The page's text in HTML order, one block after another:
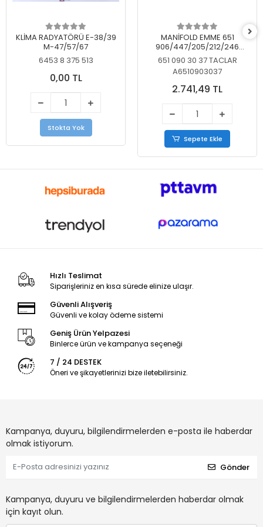
KLİMA RADYATÖRÜ E-38/39
M-47/57/67
6453 8 375 513
0,00 TL
Stokta Yok
MANİFOLD EMME 651
906/447/205/212/246
KELEBEKSİZ
651 090 30 37 TACLAR
A6510903037
2.741,49 TL
Sepete Ekle
Hızlı Teslimat
Siparişleriniz en kısa sürede elinize ulaşır.
Güvenli Alışveriş
Güvenli ve kolay ödeme sistemi
Geniş Ürün Yelpazesi
Binlerce ürün ve kampanya seçeneği
7 / 24 DESTEK
Öneri ve şikayetlerinizi bize iletebilirsiniz.
Kampanya, duyuru, bilgilendirmelerden e-posta ile haberdar
olmak istiyorum.
Gönder
Kampanya, duyuru ve bilgilendirmelerden haberdar olmak
için kayıt olun.